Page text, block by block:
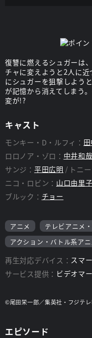
復讐に燃えるシュガーは
チャに変えようと2人に
にシュガーを狙撃しよう
が記憶から消えてしまう
変が!?
キャスト
モンキー・D・ルフィ：
ロロノア・ゾロ： 中井和哉
サンジ： 平田広明 トニ
ニコ・ロビン： 山口由里子
ブルック： チョー
アニメ テレビアニメ
アクション・バトル系アニ
再生対応デバイス： スマ
サービス提供： ビデオマ
©尾田栄一郎／集英社・フジテ
エピソード